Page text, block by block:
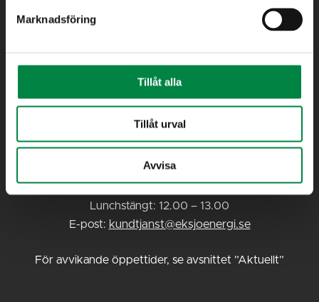
Marknadsföring
Tillåt alla
Tillåt urval
Avvisa
Lunchstängt: 12.00 – 13.00
0381-19 20 00
Kundtjänst
0381-19 20 20
Lunchstängt: 12.00 – 13.00
E-post: kundtjanst@eksjoenergi.se
För avvikande öppettider, se avsnittet ”Aktuellt”